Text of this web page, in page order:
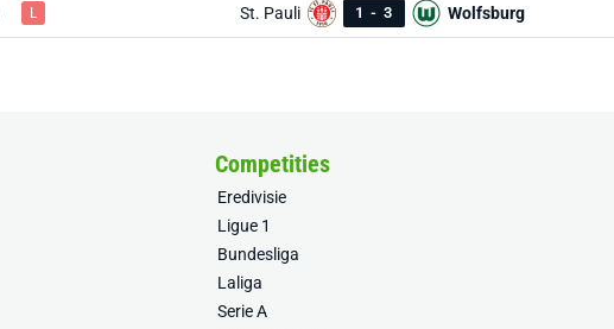
L St. Pauli 1 - 3 Wolfsburg
Competities
Eredivisie
Ligue 1
Bundesliga
Laliga
Serie A